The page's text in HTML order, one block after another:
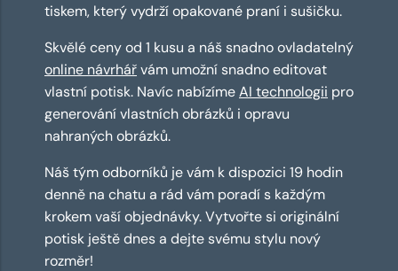
tiskem, který vydrží opakované praní i sušičku.
Skvělé ceny od 1 kusu a náš snadno ovladatelný
online návrhářvám umožní snadno editovat
vlastní potisk. Navíc nabízímeAI technologii pro
generování vlastních obrázků i opravu
nahraných obrázků.
Náš tým odborníků je vám k dispozici 19 hodin
denně na chatu a rád vám poradí s každým
krokem vaší objednávky. Vytvořte si originální
potisk ještě dnes a dejte svému stylu nový
rozměr!